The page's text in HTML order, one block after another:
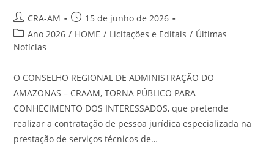
CRA-AM
15 de junho de 2026
Ano 2026 / HOME / Licitações e Editais / Últimas
Notícias
O CONSELHO REGIONAL DE ADMINISTRAÇÃO DO
AMAZONAS – CRAAM, TORNA PÚBLICO PARA
CONHECIMENTO DOS INTERESSADOS, que pretende
realizar a contratação de pessoa jurídica especializada na
prestação de serviços técnicos de…